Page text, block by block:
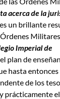
acerca de la
es un brillante
Imperial de
plan de
hasta entonces
de los
prácticamente